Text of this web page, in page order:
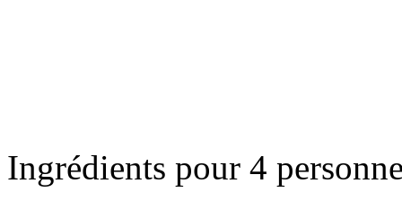
Ingrédients pour 4